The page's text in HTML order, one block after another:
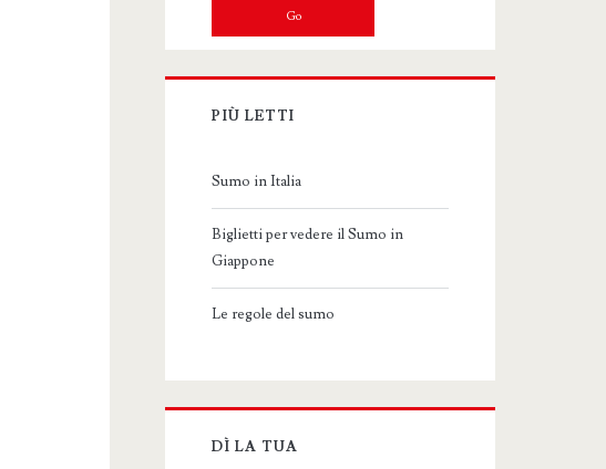
PIÙ LETTI
Sumo in Italia
Biglietti per vedere il Sumo in
Giappone
Le regole del sumo
DÌ LA TUA